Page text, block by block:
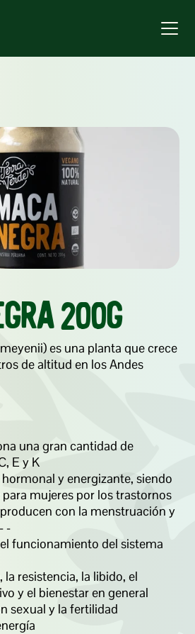
200g
es una planta que crece
de altitud en los Andes
una gran cantidad de
E y K
y energizante, siendo
mujeres por los trastornos
con la menstruación y
-
funcionamiento del sistema
resistencia, la libido, el
y el bienestar en general
sexual y la fertilidad